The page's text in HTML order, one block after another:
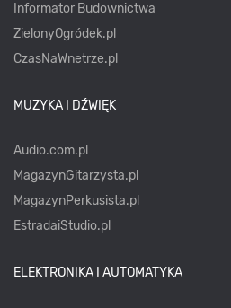
Informator Budownictwa
ZielonyOgródek.pl
CzasNaWnetrze.pl
MUZYKA I DŹWIĘK
Audio.com.pl
MagazynGitarzysta.pl
MagazynPerkusista.pl
EstradaiStudio.pl
ELEKTRONIKA I AUTOMATYKA